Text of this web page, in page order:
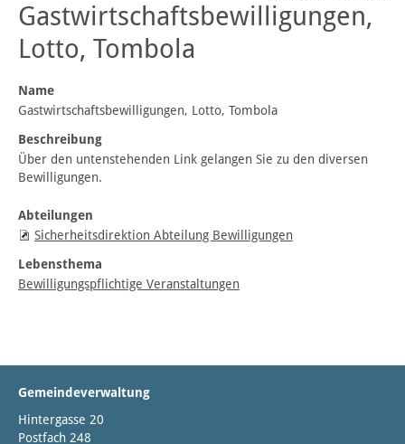
Gastwirtschaftsbewilligungen,
Lotto, Tombola
Name
Gastwirtschaftsbewilligungen, Lotto, Tombola
Beschreibung
Über den untenstehenden Link gelangen Sie zu den diversen
Bewilligungen.
Abteilungen
Sicherheitsdirektion Abteilung Bewilligungen
Lebensthema
Bewilligungspflichtige Veranstaltungen
Gemeindeverwaltung
Hintergasse 20
Postfach 248